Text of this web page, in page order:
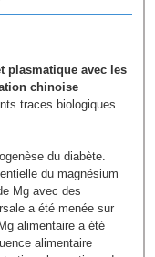
plasmatique avec les
chinoise
traces biologiques
du diabète.
du magnésium
Mg avec des
a été menée sur
alimentaire a été
alimentaire